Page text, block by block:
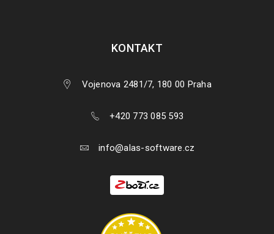
KONTAKT
Vojenova 2481/7, 180 00 Praha
+420 773 085 593
info@alas-software.cz